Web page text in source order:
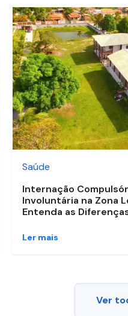
Saúde
Internação
Involuntária na Zona
Entenda as
Ler mais
Ver